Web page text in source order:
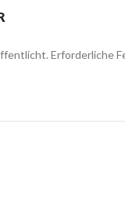
Erforderliche